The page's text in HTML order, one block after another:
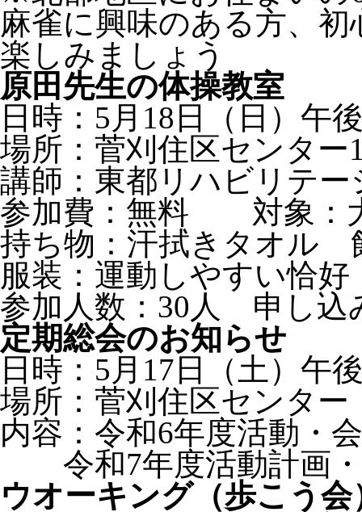
麻雀に興味のある方、
楽しみましょう
原田先生の体操教室
日時：5月18日（日）午
場所：菅刈住区センター
講師：東都リハビリテ
参加費：無料 対象：
持ち物：汗拭きタオル
服装：運動しやすい恰好
参加人数：30人 申し込
定期総会のお知らせ
日時：5月17日（土）午
場所：菅刈住区センタ
内容：令和6年度活動・
令和7年度活動計画・
ウオーキング（歩こう会